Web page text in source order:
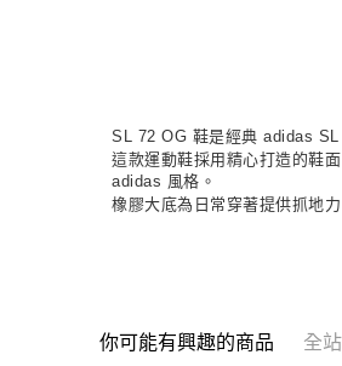
SL 72 OG 鞋是經典 adidas SL
這款運動鞋採用精心打造的鞋
adidas 風格。
橡膠大底為日常穿著提供抓地
你可能有興趣的商品 全